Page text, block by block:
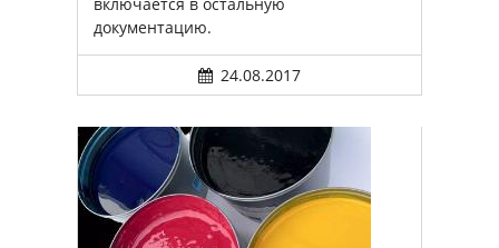
документацию.
24.08.2017